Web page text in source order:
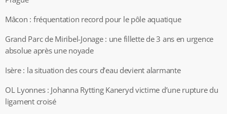
Mâcon : fréquentation record pour le pôle aquatique
Grand Parc de Miribel-Jonage : une fillette de 3 ans en urgence
absolue après une noyade
Isère : la situation des cours d’eau devient alarmante
OL Lyonnes : Johanna Rytting Kaneryd victime d’une rupture du
ligament croisé